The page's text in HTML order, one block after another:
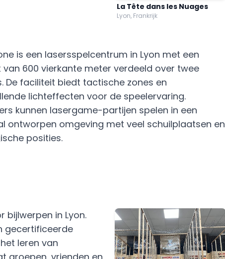
La Tête dans les Nuages
Lyon, Frankrijk
is een lasersspelcentrum in Lyon met een
van 600 vierkante meter verdeeld over twee
De faciliteit biedt tactische zones en
lichteffecten voor de speelervaring.
kunnen lasergame-partijen spelen in een
ontworpen omgeving met veel schuilplaatsen en
posities.
bijlwerpen in Lyon.
gecertificeerde
leren van